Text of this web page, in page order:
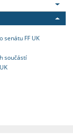
senátu FF UK
součástí